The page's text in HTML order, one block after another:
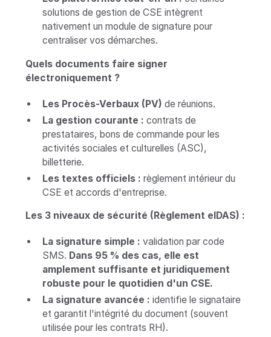
solutions de gestion de CSE intègrent
nativement un module de signature pour
centraliser vos démarches.
Quels documents faire signer
électroniquement ?
Les Procès-Verbaux (PV) de réunions.
La gestion courante : contrats de
prestataires, bons de commande pour les
activités sociales et culturelles (ASC),
billetterie.
Les textes officiels : règlement intérieur du
CSE et accords d'entreprise.
Les 3 niveaux de sécurité (Règlement eIDAS) :
La signature simple : validation par code
SMS. Dans 95 % des cas, elle est
amplement suffisante et juridiquement
robuste pour le quotidien d'un CSE.
La signature avancée : identifie le signataire
et garantit l'intégrité du document (souvent
utilisée pour les contrats RH).